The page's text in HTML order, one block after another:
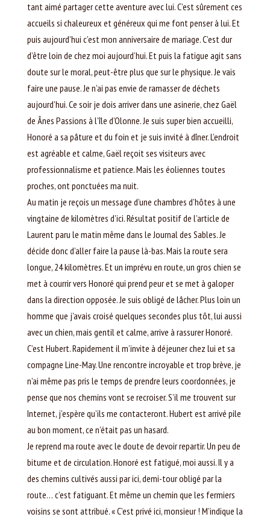
tant aimé partager cette aventure avec lui. C’est sûrement ces
accueils si chaleureux et généreux qui me font penser à lui. Et
puis aujourd’hui c’est mon anniversaire de mariage. C’est dur
d’être loin de chez moi aujourd’hui. Et puis la fatigue agit sans
doute sur le moral, peut-être plus que sur le physique. Je vais
faire une pause. Je n’ai pas envie de ramasser de déchets
aujourd’hui. Ce soir je dois arriver dans une asinerie, chez Gaël
de Ânes Passions à l’île d’Olonne. Je suis super bien accueilli,
Honoré a sa pâture et du foin et je suis invité à dîner. L’endroit
est agréable et calme, Gaël reçoit ses visiteurs avec
professionnalisme et patience. Mais les éoliennes toutes
proches, ont ponctuées ma nuit.
Au matin je reçois un message d’une chambres d’hôtes à une
vingtaine de kilomètres d’ici. Résultat positif de l’article de
Laurent paru le matin même dans le Journal des Sables. Je
décide donc d’aller faire la pause là-bas. Mais la route sera
longue, 24 kilomètres. Et un imprévu en route, un gros chien se
met à courrir vers Honoré qui prend peur et se met à galoper
dans la direction opposée. Je suis obligé de lâcher. Plus loin un
homme que j’avais croisé quelques secondes plus tôt, lui aussi
avec un chien, mais gentil et calme, arrive à rassurer Honoré.
C’est Hubert. Rapidement il m’invite à déjeuner chez lui et sa
compagne Line-May. Une rencontre incroyable et trop brève, je
n’ai même pas pris le temps de prendre leurs coordonnées, je
pense que nos chemins vont se recroiser. S’il me trouvent sur
Internet, j’espère qu’ils me contacteront. Hubert est arrivé pile
au bon moment, ce n’était pas un hasard.
Je reprend ma route avec le doute de devoir repartir. Un peu de
bitume et de circulation. Honoré est fatigué, moi aussi. Il y a
des chemins cultivés aussi par ici, demi-tour obligé par la
route… c’est fatiguant. Et même un chemin que les fermiers
voisins se sont attribué. « C’est privé ici, monsieur ! M’indique la